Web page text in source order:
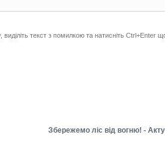
текст з помилкою та натисніть Ctrl+Enter
Збережемо ліс від вогню! -